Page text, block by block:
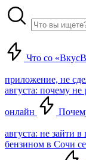
Что со
приложение, не
августа: почему не
онлайн
августа: не зайти
бензином в Сочи